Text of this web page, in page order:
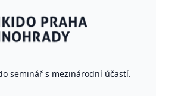
seminář s mezinárodní účastí.